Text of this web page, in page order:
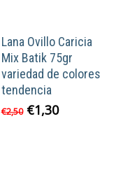
Lana Ovillo Caricia
Mix Batik 75gr
variedad de colores
tendencia
€2,50 El
€1,30El